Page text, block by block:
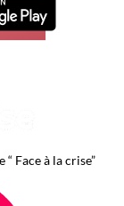
Face à la crise”